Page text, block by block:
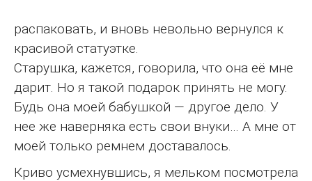
распаковать, и вновь невольно вернулся к
красивой статуэтке.
Старушка, кажется, говорила, что она её мне
дарит. Но я такой подарок принять не могу.
Будь она моей бабушкой — другое дело. У
нее же наверняка есть свои внуки… А мне от
моей только ремнем доставалось.
Криво усмехнувшись, я мельком посмотрела